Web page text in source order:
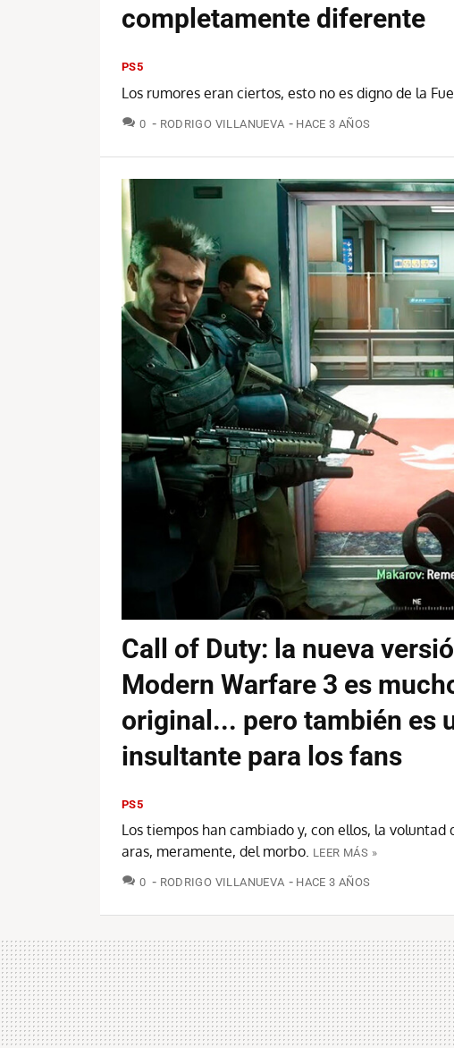
completamente diferente
PS5
Los rumores eran ciertos, esto no es digno de la
0 COMENTARIOS
RODRIGO VILLANUEVA HACE 3 AÑOS
Call of Duty: la nueva
Modern Warfare 3 es
original... pero también es
insultante para los fans
PS5
Los tiempos han cambiado y, con ellos, la
aras, meramente, del morbo. LEER MÁS »
0 COMENTARIOS
RODRIGO VILLANUEVA HACE 3 AÑOS